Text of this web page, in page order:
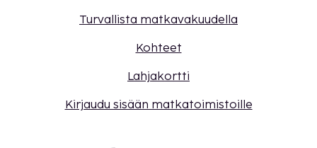
Turvallista matkavakuudella
Kohteet
Lahjakortti
Kirjaudu sisään matkatoimistoille